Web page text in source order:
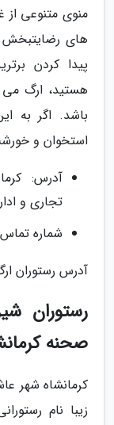
منوی متنوعی از
های رضایتبخش
پیدا کردن
هستید، ارگ می
باشد. اگر به
استخوان و
آدرس:
تجاری و
شماره تماس
آدرس رستوران
رستوران
صحنه
کرمانشاه شهر
زیبا نام